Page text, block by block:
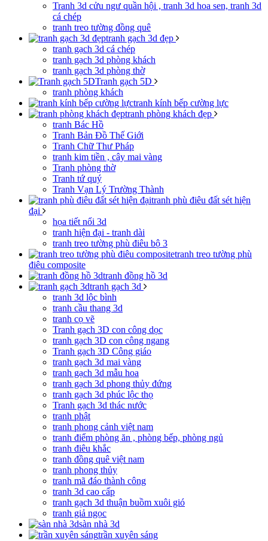
Tranh 3d cửu ngư quần hội , tranh 3d hoa sen, tranh 3d
cá chép
tranh treo tường đồng quê
tranh gạch 3d đẹp
tranh gạch 3d cá chép
tranh gạch 3d phòng khách
tranh gạch 3d phòng thờ
Tranh gạch 5D
tranh phòng khách
tranh kính bếp cường lực
tranh phòng khách đẹp
tranh Bác Hồ
Tranh Bản Đồ Thế Giới
Tranh Chữ Thư Pháp
tranh kim tiền , cây mai vàng
Tranh phòng thờ
Tranh tứ quý
Tranh Vạn Lý Trường Thành
tranh phù điêu đất sét hiện
đại
họa tiết nổi 3d
tranh hiện đại - tranh dài
tranh treo tường phù điêu bộ 3
tranh treo tường phù
điêu composite
tranh đồng hồ 3d
tranh gạch 3d
tranh 3d lộc bình
tranh cầu thang 3d
tranh cọ vẽ
Tranh gạch 3D con công dọc
tranh gạch 3D con công ngang
Tranh gạch 3D Công giáo
tranh gạch 3d mai vàng
tranh gạch 3d mẫu hoa
tranh gạch 3d phong thủy đứng
tranh gạch 3d phúc lộc thọ
Tranh gạch 3d thác nước
tranh phật
tranh phong cảnh việt nam
tranh điểm phòng ăn , phòng bếp, phòng ngủ
tranh điêu khắc
tranh đồng quê việt nam
tranh phong thủy
tranh mã đáo thành công
tranh 3d cao cấp
tranh gạch 3d thuận buồm xuôi gió
tranh giả ngọc
sàn nhà 3d
trần xuyên sáng